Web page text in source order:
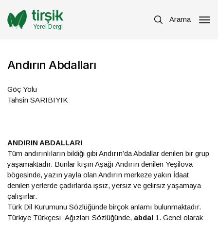
Yerel Dergi
Arama
Andırın Abdalları
Göç Yolu
Tahsin SARIBIYIK
ANDIRIN ABDALLARI
Tüm andırınlıların bildiği gibi Andırın’da Abdallar denilen bir grup
yaşamaktadır. Bunlar kışın Aşağı Andırın denilen Yeşilova
bögesinde, yazın yayla olan Andırın merkeze yakın İdaat
denilen yerlerde çadırlarda işsiz, yersiz ve gelirsiz yaşamaya
çalışırlar.
Türk Dil Kurumunu Sözlüğünde birçok anlamı bulunmaktadır.
Türkiye Türkçesi Ağızları Sözlüğünde, abdal 1. Genel olarak